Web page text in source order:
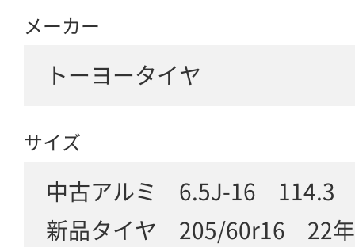
メーカー
トーヨータイヤ
サイズ
中古アルミ 6.5J-16 114.3
新品タイヤ 205/60r16 22